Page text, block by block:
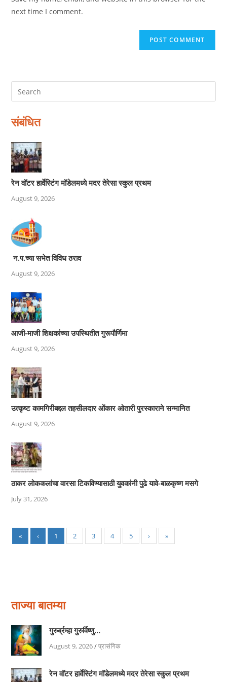
(optional)
next time I comment.
संबंधित
रेन वॉटर हार्वेस्टिंग मॉडेलमध्ये मदर तेरेसा स्कुल प्रथम
August 9, 2026
न.प.च्या सभेत विविध ठराव
August 9, 2026
आजी-माजी शिक्षकांच्या उपस्थितीत गुरूपौर्णिमा
August 9, 2026
उत्कृष्ट कामगिरीबद्दल तहसीलदार ओंकार ओतारी पुरस्काराने सन्मानित
August 9, 2026
ठाकर लोककलांचा वारसा टिकविण्यासाठी युवकांनी पुढे यावे-बाळकृष्ण मसगे
July 31, 2026
« ‹ 1 2 3 4 5 › »
ताज्या बातम्या
गुरुर्ब्रम्हा गुरुर्विष्णु…
August 9, 2026/प्रासंगिक
रेन वॉटर हार्वेस्टिंग मॉडेलमध्ये मदर तेरेसा स्कुल प्रथम